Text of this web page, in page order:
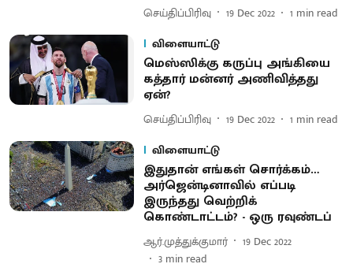
செய்திப்பிரிவு 19 Dec 2022 1 min read
விளையாட்டு
மெஸ்ஸிக்கு கருப்பு அங்கியை
கத்தார் மன்னர் அணிவித்தது
ஏன்?
செய்திப்பிரிவு 19 Dec 2022 1 min read
விளையாட்டு
இதுதான் எங்கள் சொர்க்கம்…
அர்ஜென்டினாவில் எப்படி
இருந்தது வெற்றிக்
கொண்டாட்டம்? - ஒரு ரவுண்டப்
ஆர்.முத்துக்குமார்
19 Dec 2022
3 min read